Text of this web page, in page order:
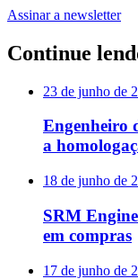
Assinar a newsletter
Continue
23 de junho de
Engenheiro
a
18 de junho de
SRM
em compras
17 de junho de